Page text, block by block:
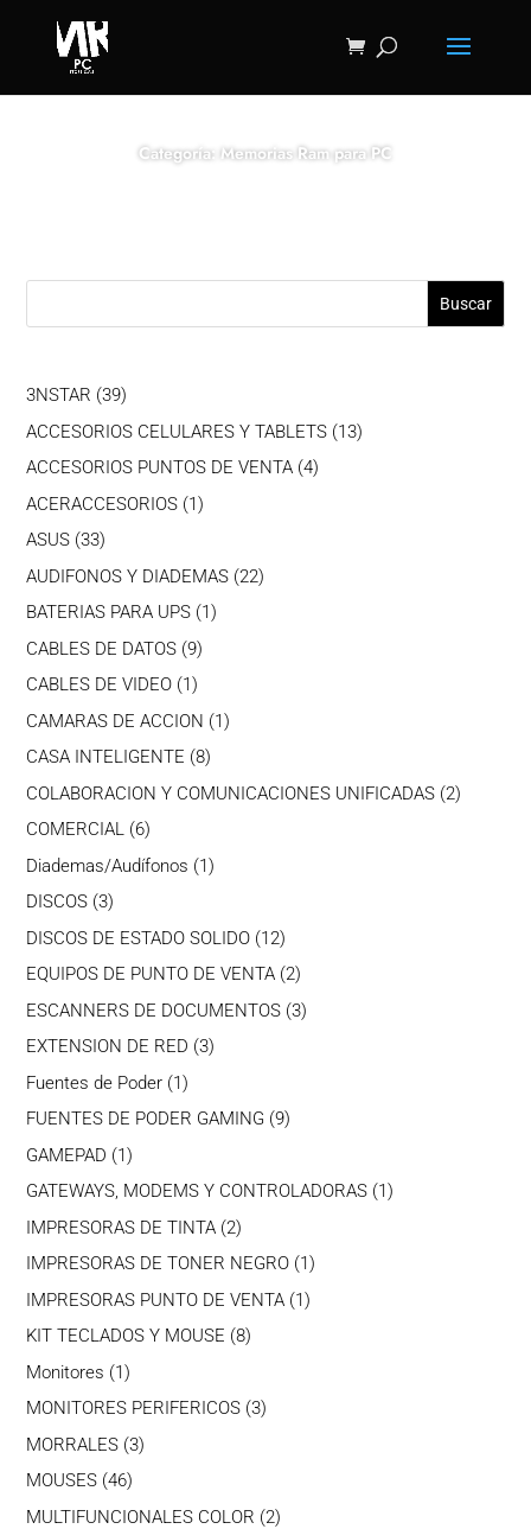
Categoría: Memorias Ram para PC
Buscar
3NSTAR 3939
productos
ACCESORIOS CELULARES Y TABLETS 1313
ACCESORIOS PUNTOS DE VENTA 44
ACERACCESORIOS 11
ASUS 3333
productos
AUDIFONOS Y DIADEMAS 2222
BATERIAS PARA UPS 1 1
CABLES DE DATOS 99
CABLES DE VIDEO 1 1
producto
CAMARAS DE ACCION 11
CASA INTELIGENTE 88
productos
COLABORACION Y COMUNICACIONES UNIFICADAS 22
COMERCIAL 66
productos
Diademas/Audífonos 11
DISCOS 33
productos
DISCOS DE ESTADO SOLIDO 1212
productos
EQUIPOS DE PUNTO DE VENTA 22
productos
ESCANNERS DE DOCUMENTOS 33
EXTENSION DE RED 33
Fuentes de Poder 11
producto
FUENTES DE PODER GAMING 99
GAMEPAD 11
producto
GATEWAYS, MODEMS Y CONTROLADORAS 1 1
IMPRESORAS DE TINTA 22
productos
IMPRESORAS DE TONER NEGRO 1 1
IMPRESORAS PUNTO DE VENTA 11
KIT TECLADOS Y MOUSE 88
Monitores 11
producto
MONITORES PERIFERICOS 33
MORRALES 33
MOUSES 4646
productos
MULTIFUNCIONALES COLOR 22